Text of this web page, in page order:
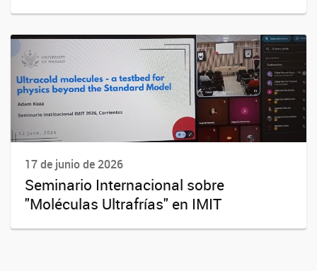
17 de junio de 2026
Seminario Internacional sobre
"Moléculas Ultrafrías" en IMIT